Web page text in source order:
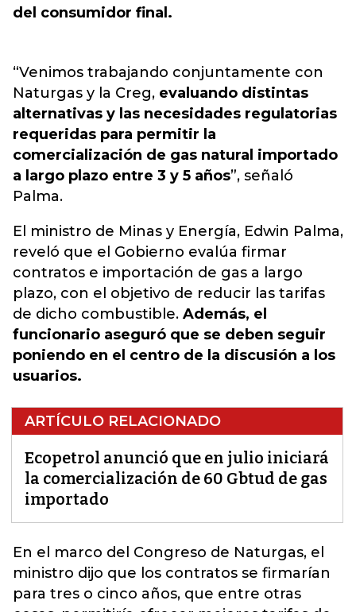
del consumidor final.
“Venimos trabajando conjuntamente con
Naturgas y la Creg, evaluando distintas
alternativas y las necesidades regulatorias
requeridas para permitir la
comercialización de gas natural importado
a largo plazo entre 3 y 5 años”, señaló
Palma.
El ministro de Minas y Energía, Edwin Palma,
reveló que el Gobierno evalúa firmar
contratos e importación de gas a largo
plazo, con el objetivo de reducir las tarifas
de dicho combustible. Además, el
funcionario aseguró que se deben seguir
poniendo en el centro de la discusión a los
usuarios.
ARTÍCULO RELACIONADO
Ecopetrol anunció que en julio iniciará
la comercialización de 60 Gbtud de gas
importado
En el marco del Congreso de Naturgas, el
ministro dijo que los contratos se firmarían
para tres o cinco años, que entre otras